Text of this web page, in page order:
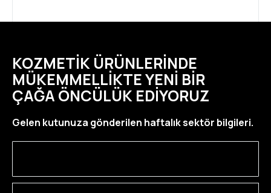
KOZMETIK ÜRÜNLERINDE
MÜKEMMELLIKTE YENI BIR
ÇAĞA ÖNCÜLÜK EDIYORUZ
Gelen kutunuza gönderilen haftalık sektör bilgileri.